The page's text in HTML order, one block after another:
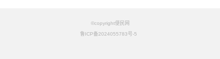
©copyright便民网
鲁ICP备2024055783号-5